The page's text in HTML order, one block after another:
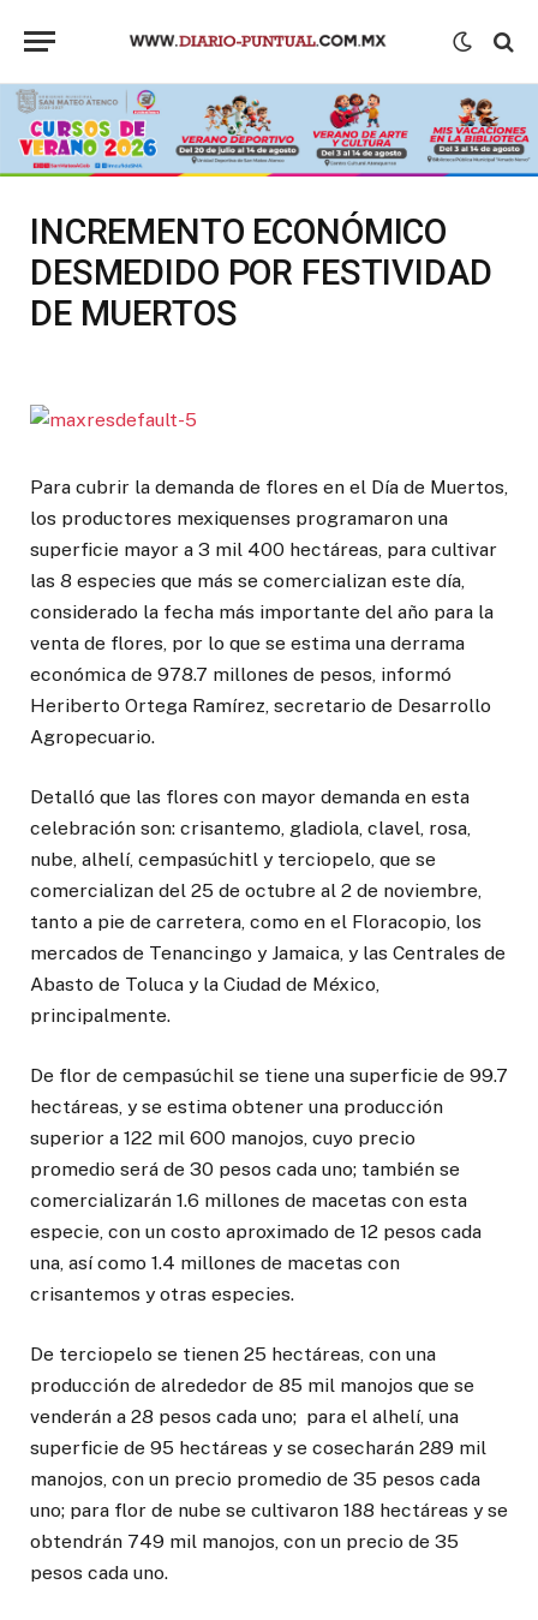
INCREMENTO ECONÓMICO
DESMEDIDO POR FESTIVIDAD
DE MUERTOS
Para cubrir la demanda de flores en el Día de Muertos,
los productores mexiquenses programaron una
superficie mayor a 3 mil 400 hectáreas, para cultivar
las 8 especies que más se comercializan este día,
considerado la fecha más importante del año para la
venta de flores, por lo que se estima una derrama
económica de 978.7 millones de pesos, informó
Heriberto Ortega Ramírez, secretario de Desarrollo
Agropecuario.
Detalló que las flores con mayor demanda en esta
celebración son: crisantemo, gladiola, clavel, rosa,
nube, alhelí, cempasúchitl y terciopelo, que se
comercializan del 25 de octubre al 2 de noviembre,
tanto a pie de carretera, como en el Floracopio, los
mercados de Tenancingo y Jamaica, y las Centrales de
Abasto de Toluca y la Ciudad de México,
principalmente.
De flor de cempasúchil se tiene una superficie de 99.7
hectáreas, y se estima obtener una producción
superior a 122 mil 600 manojos, cuyo precio
promedio será de 30 pesos cada uno; también se
comercializarán 1.6 millones de macetas con esta
especie, con un costo aproximado de 12 pesos cada
una, así como 1.4 millones de macetas con
crisantemos y otras especies.
De terciopelo se tienen 25 hectáreas, con una
producción de alrededor de 85 mil manojos que se
venderán a 28 pesos cada uno; para el alhelí, una
superficie de 95 hectáreas y se cosecharán 289 mil
manojos, con un precio promedio de 35 pesos cada
uno; para flor de nube se cultivaron 188 hectáreas y se
obtendrán 749 mil manojos, con un precio de 35
pesos cada uno.